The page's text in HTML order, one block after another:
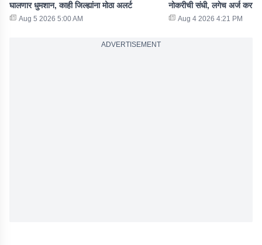
घालणार धुमशान, काही जिल्ह्यांना मोठा अलर्ट
Aug 5 2026 5:00 AM
नोकरीची संधी, लगेच अर्ज करा
Aug 4 2026 4:21 PM
ADVERTISEMENT